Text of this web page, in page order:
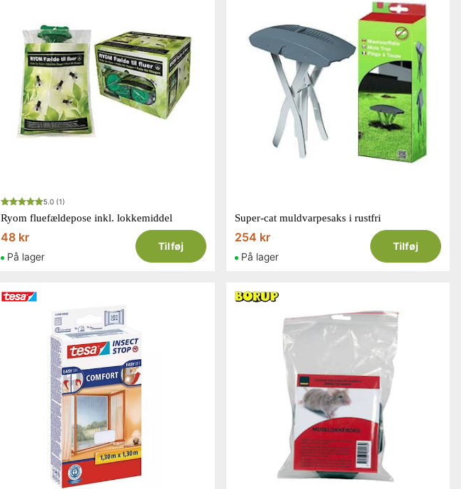
5.0(1)
Ryom fluefældepose inkl. lokkemiddel
48 kr
På lager
Tilføj
Super-cat muldvarpesaks i rustfri
254 kr
På lager
Tilføj